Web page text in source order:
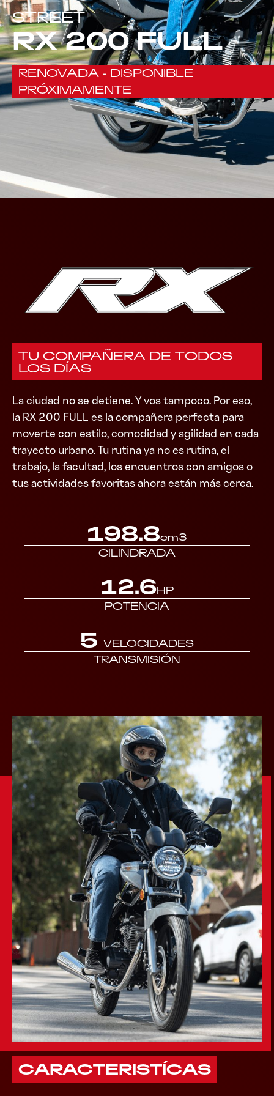
STREET
RX 200 FULL
RENOVADA - DISPONIBLE
PRÓXIMAMENTE
TU COMPAÑERA DE TODOS
LOS DÍAS
La ciudad no se detiene. Y vos tampoco. Por eso,
la RX 200 FULL es la compañera perfecta para
moverte con estilo, comodidad y agilidad en cada
trayecto urbano. Tu rutina ya no es rutina, el
trabajo, la facultad, los encuentros con amigos o
tus actividades favoritas ahora están más cerca.
198.8cm3
CILINDRADA
12.6HP
POTENCIA
5 VELOCIDADES
TRANSMISIÓN
CARACTERISTÍCAS